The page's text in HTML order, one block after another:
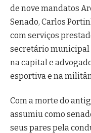
de nove mandatos
Senado, Carlos
com serviços
secretário municipal
na capital e
esportiva e na
Com a morte do
assumiu como
seus pares pela